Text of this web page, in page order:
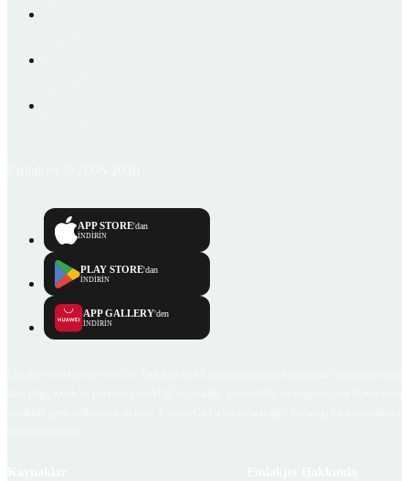
APP STORE'dan
İNDİRİN
PLAY STORE'dan
İNDİRİN
APP GALLERY'den
İNDİRİN